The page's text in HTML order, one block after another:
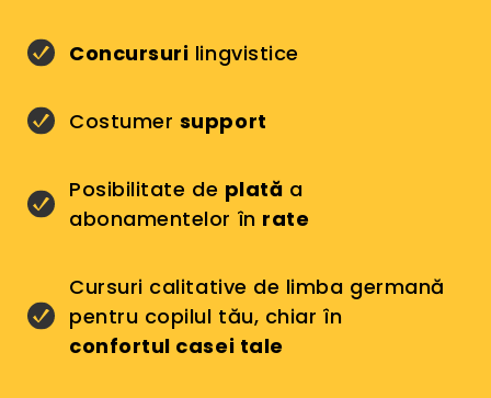
Concursuri lingvistice
Costumer support
Posibilitate de plată a
abonamentelor în rate
Cursuri calitative de limba germană
pentru copilul tău, chiar în
confortul casei tale